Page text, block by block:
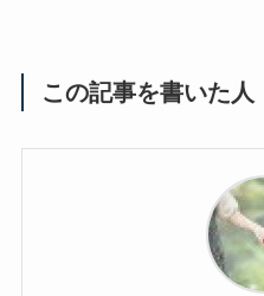
この記事を書いた人